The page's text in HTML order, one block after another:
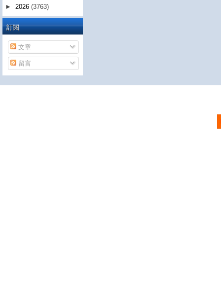
► 2026 (3763)
訂閱
文章
留言